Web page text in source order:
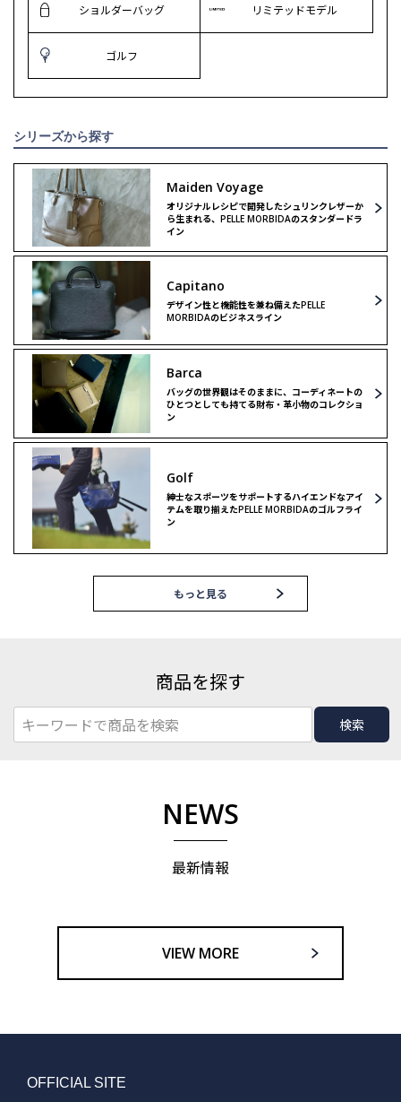
ショルダーバッグ リミテッドモデル
ゴルフ
シリーズから探す
Maiden Voyage
オリジナルレシピで開発したシュリンクレザーか
ら生まれる、PELLE MORBIDAのスタンダードラ
イン
Capitano
デザイン性と機能性を兼ね備えたPELLE
MORBIDAのビジネスライン
Barca
バッグの世界観はそのままに、コーディネートの
ひとつとしても持てる財布・革小物のコレクショ
ン
Golf
紳士なスポーツをサポートするハイエンドなアイ
テムを取り揃えたPELLE MORBIDAのゴルフライ
ン
もっと見る
商品を探す
検索
NEWS
最新情報
VIEW MORE
OFFICIAL SITE